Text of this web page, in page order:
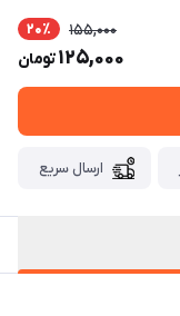
155,000 20٪
125,000تومان
ارسال سریع